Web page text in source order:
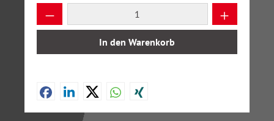
Produkt Anzahl: Gib den gewünschten
In den Warenkorb